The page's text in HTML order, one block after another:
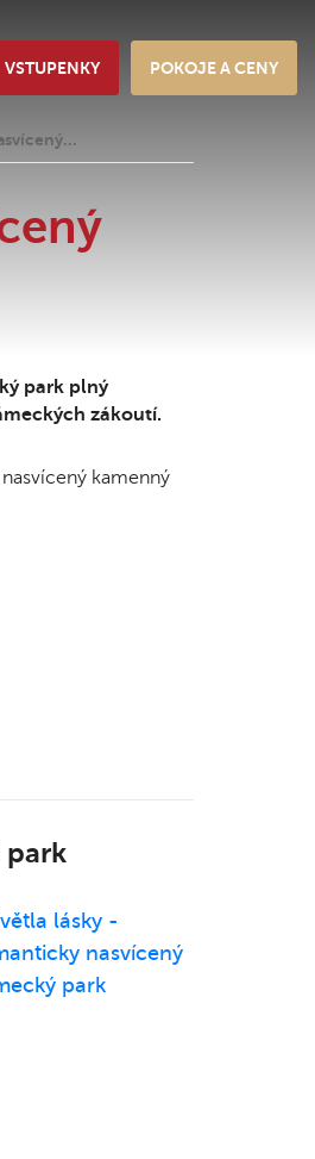
VSTUPENKY POKOJE A CENY
park plný
zákoutí.
kamenný
park